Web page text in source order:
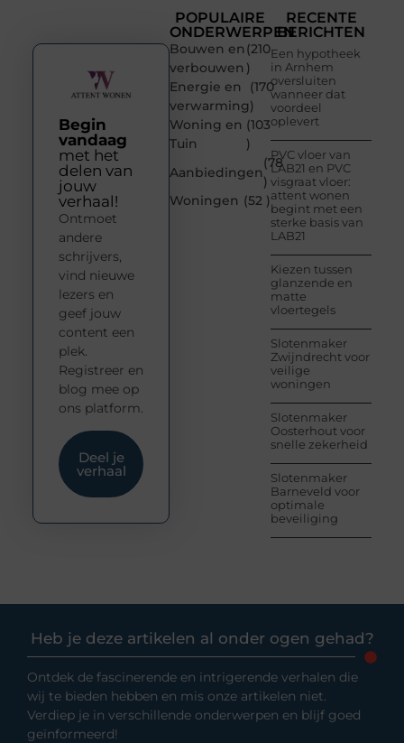
POPULAIRE
ONDERWERPEN
Bouwen en
verbouwen
(210
)
Energie en
verwarming
(170
)
Woning en
Tuin
(103
)
Aanbiedingen
(78
)
Woningen (52 )
RECENTE
BERICHTEN
Een hypotheek
in Arnhem
oversluiten
wanneer dat
voordeel
oplevert
PVC vloer van
LAB21 en PVC
visgraat vloer:
attent wonen
begint met een
sterke basis van
LAB21
Kiezen tussen
glanzende en
matte
vloertegels
Slotenmaker
Zwijndrecht voor
veilige
woningen
Slotenmaker
Oosterhout voor
snelle zekerheid
Slotenmaker
Barneveld voor
optimale
beveiliging
Begin
vandaag
met het
delen van
jouw
verhaal!
Ontmoet
andere
schrijvers,
vind nieuwe
lezers en
geef jouw
content een
plek.
Registreer en
blog mee op
ons platform.
Deel je
verhaal
Heb je deze artikelen al onder ogen gehad?
Ontdek de fascinerende en intrigerende verhalen die
wij te bieden hebben en mis onze artikelen niet.
Verdiep je in verschillende onderwerpen en blijf goed
geïnformeerd!